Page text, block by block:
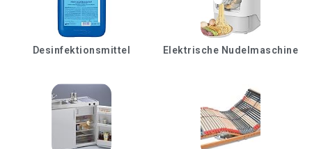
Desinfektionsmittel Elektrische Nudelmaschine